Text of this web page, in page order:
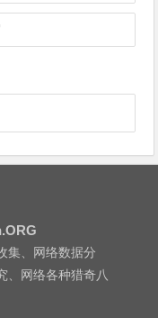
集、网络数据分
、网络各种猎奇八